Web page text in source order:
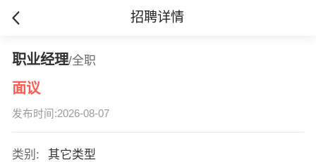
招聘详情
职业经理/全职
面议
发布时间:2026-08-07
类别:
其它类型